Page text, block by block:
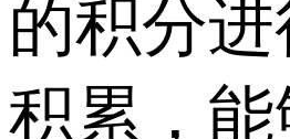
的积分
积累，能